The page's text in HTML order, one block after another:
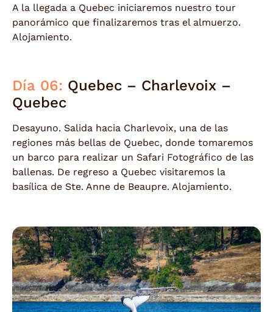
A la llegada a Quebec iniciaremos nuestro tour
panorámico que finalizaremos tras el almuerzo.
Alojamiento.
Día 06: Quebec – Charlevoix –
Quebec
Desayuno. Salida hacia Charlevoix, una de las
regiones más bellas de Quebec, donde tomaremos
un barco para realizar un Safari Fotográfico de las
ballenas. De regreso a Quebec visitaremos la
basílica de Ste. Anne de Beaupre. Alojamiento.